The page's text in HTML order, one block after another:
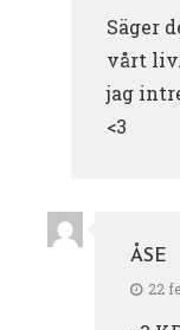
Säger
vårt
jag
<3
ÅSE
22